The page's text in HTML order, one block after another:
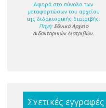
Αφορά στο σύνολο των
μεταφορτώσων του αρχείου
της διδακτορικής διατριβής.
Πηγή: Εθνικό Αρχείο
Διδακτορικών Διατριβών.
Σχετικές εγγραφές